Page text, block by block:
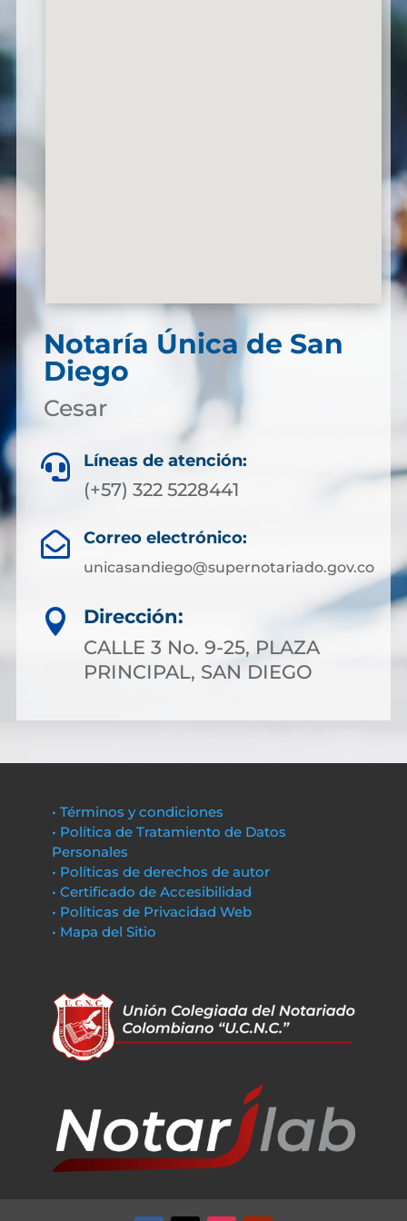
Notaría Única de San
Diego
Cesar
 Líneas de atención:
(+57) 322 5228441
 Correo electrónico:
unicasandiego@supernotariado.gov.co

Dirección:
CALLE 3 No. 9-25, PLAZA
PRINCIPAL, SAN DIEGO
• Términos y condiciones
• Política de Tratamiento de Datos
Personales
• Políticas de derechos de autor
• Certificado de Accesibilidad
• Políticas de Privacidad Web
• Mapa del Sitio